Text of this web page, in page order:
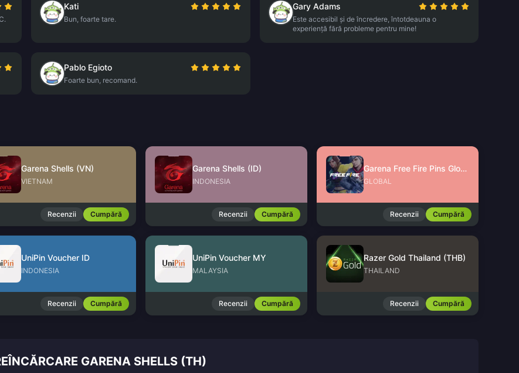
Kati
Bun, foarte tare.
Gary Adams
Este accesibil și de încredere, întotdeauna o
experiență fără probleme pentru mine!
Pablo Egioto
Foarte bun, recomand.
Garena Shells (VN)
VIETNAM
Recenzii Cumpără
Garena Shells (ID)
INDONESIA
Recenzii Cumpără
Garena Free Fire Pins Global
GLOBAL
Recenzii Cumpără
UniPin Voucher ID
INDONESIA
Recenzii Cumpără
UniPin Voucher MY
MALAYSIA
Recenzii Cumpără
Razer Gold Thailand (THB)
THAILAND
Recenzii Cumpără
GARENA SHELLS (TH)